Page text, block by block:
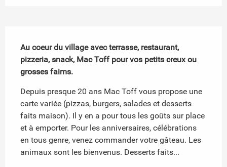
Au coeur du village avec terrasse, restaurant,
pizzeria, snack, Mac Toff pour vos petits creux ou
grosses faims.
Depuis presque 20 ans Mac Toff vous propose une
carte variée (pizzas, burgers, salades et desserts
faits maison). Il y en a pour tous les goûts sur place
et à emporter. Pour les anniversaires, célébrations
en tous genre, venez commander votre gâteau. Les
animaux sont les bienvenus. Desserts faits...